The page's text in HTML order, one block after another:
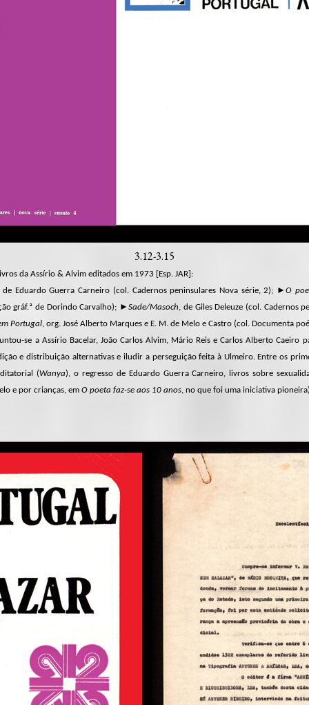
3.12-3.15
da Assírio & Alvim editados em 1973 [Esp. JAR]:
de Eduardo Guerra Carneiro (col. Cadernos peninsulares Nova série, 2); ►O
gráf.ª de Dorindo Carvalho); ►Sade/Masoch, de Giles Deleuze (col. Cadernos
Portugal, org. José Alberto Marques e E. M. de Melo e Castro (col. Documenta
se a Assírio Bacelar, João Carlos Alvim, Mário Reis e Carlos Alberto Caeiro
e distribuição alternativas e iludir a perseguição feita à Ulmeiro. Entre os
ditatorial (Wanya), o regresso de Eduardo Guerra Carneiro, livros sobre
e por crianças, em O poeta faz-se aos 10 anos, no que foi uma iniciativa